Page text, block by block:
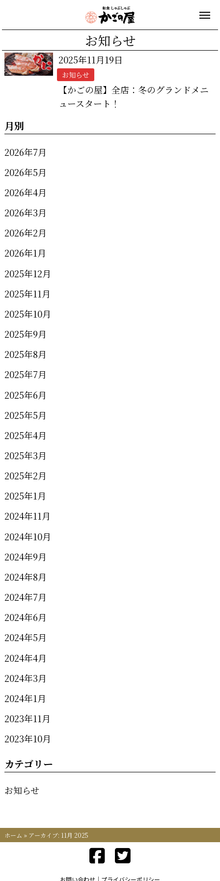
お知らせ
2025年11月19日
お知らせ
【かごの屋】全店：冬のグランドメニ
ュースタート！
月別
2026年7月
2026年5月
2026年4月
2026年3月
2026年2月
2026年1月
2025年12月
2025年11月
2025年10月
2025年9月
2025年8月
2025年7月
2025年6月
2025年5月
2025年4月
2025年3月
2025年2月
2025年1月
2024年11月
2024年10月
2024年9月
2024年8月
2024年7月
2024年6月
2024年5月
2024年4月
2024年3月
2024年1月
2023年11月
2023年10月
カテゴリー
お知らせ
ホーム » アーカイブ: 11月 2025
お問い合わせ プライバシーポリシー